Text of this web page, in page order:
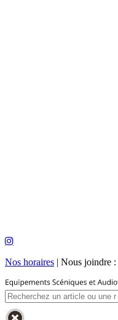
Nos horaires | Nous joindre :